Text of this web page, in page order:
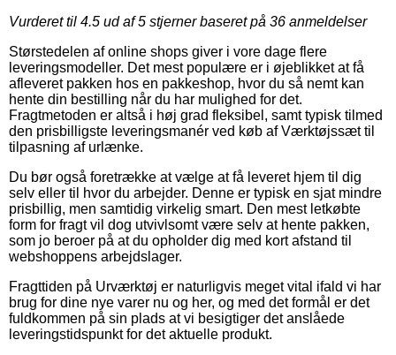
Vurderet til 4.5 ud af 5 stjerner baseret på 36 anmeldelser
Størstedelen af online shops giver i vore dage flere
leveringsmodeller. Det mest populære er i øjeblikket at få
afleveret pakken hos en pakkeshop, hvor du så nemt kan
hente din bestilling når du har mulighed for det.
Fragtmetoden er altså i høj grad fleksibel, samt typisk tilmed
den prisbilligste leveringsmanér ved køb af Værktøjssæt til
tilpasning af urlænke.
Du bør også foretrække at vælge at få leveret hjem til dig
selv eller til hvor du arbejder. Denne er typisk en sjat mindre
prisbillig, men samtidig virkelig smart. Den mest letkøbte
form for fragt vil dog utvivlsomt være selv at hente pakken,
som jo beroer på at du opholder dig med kort afstand til
webshoppens arbejdslager.
Fragttiden på Urværktøj er naturligvis meget vital ifald vi har
brug for dine nye varer nu og her, og med det formål er det
fuldkommen på sin plads at vi besigtiger det anslåede
leveringstidspunkt for det aktuelle produkt.